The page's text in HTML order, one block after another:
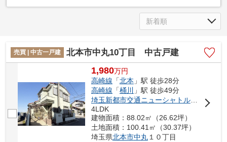
売買 | 中古一戸建 北本市中丸10丁目 中古戸建
1,980万円
高崎線 「北本 」駅 徒歩28分
高崎線 「桶川
」駅 徒歩49分
埼玉新都市交通ニューシャトル
「 内宿
4LDK
建物面積：88.02㎡（26.62坪）
土地面積：100.41㎡（30.37坪）
埼玉県北本市中丸１０丁目